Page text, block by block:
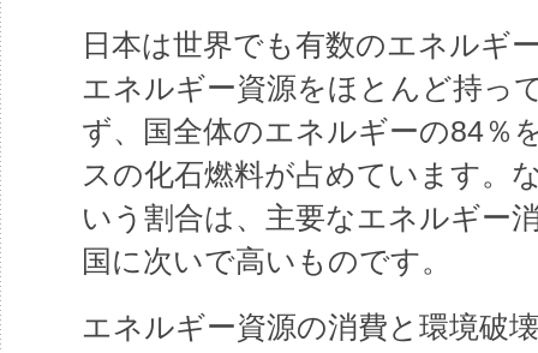
日本は世界でも有数のエネルギ
エネルギー資源をほとんど持っ
ず、国全体のエネルギーの84％
スの化石燃料が占めています。
いう割合は、主要なエネルギー
国に次いで高いものです。
エネルギー資源の消費と環境破